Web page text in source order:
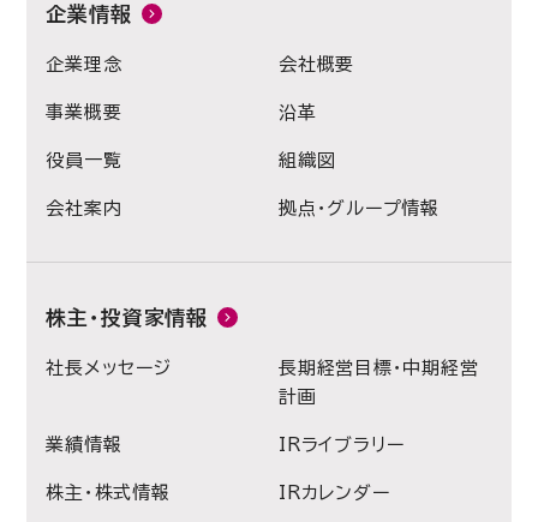
企業情報
企業理念 会社概要
事業概要 沿革
役員一覧 組織図
会社案内 拠点・グループ情報
株主・投資家情報
社長メッセージ
長期経営目標・中期経営
計画
業績情報 IRライブラリー
株主・株式情報 IRカレンダー